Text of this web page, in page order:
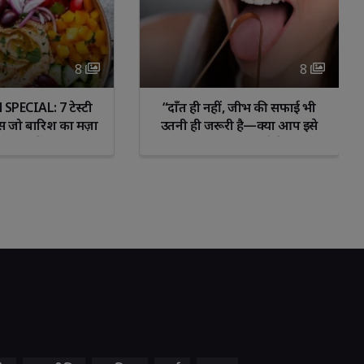
8
जीभ की सफाई भी
है—क्या आप इसे
8
गर्मियों में शादी के लिए चेहरा कैसे
बनाएं फ्रेश और ग्लोइंग –नेचुरल ग्लो